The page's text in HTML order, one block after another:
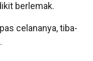
berlemak.
celananya, tiba-